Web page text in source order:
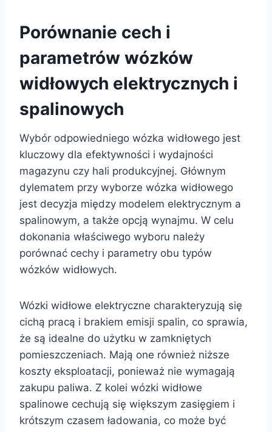
Porównanie cech i
parametrów wózków
widłowych elektrycznych i
spalinowych
Wybór odpowiedniego wózka widłowego jest
kluczowy dla efektywności i wydajności
magazynu czy hali produkcyjnej. Głównym
dylematem przy wyborze wózka widłowego
jest decyzja między modelem elektrycznym a
spalinowym, a także opcją wynajmu. W celu
dokonania właściwego wyboru należy
porównać cechy i parametry obu typów
wózków widłowych.
Wózki widłowe elektryczne charakteryzują się
cichą pracą i brakiem emisji spalin, co sprawia,
że są idealne do użytku w zamkniętych
pomieszczeniach. Mają one również niższe
koszty eksploatacji, ponieważ nie wymagają
zakupu paliwa. Z kolei wózki widłowe
spalinowe cechują się większym zasięgiem i
krótszym czasem ładowania, co może być